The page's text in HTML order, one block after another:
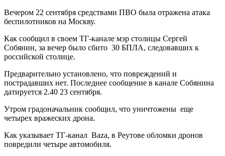
Вечером 22 сентября средствами ПВО была отражена атака
беспилотников на Москву.
Как сообщил в своем ТГ-канале мэр столицы Сергей
Собянин, за вечер было сбито 30 БПЛА, следовавших к
российской столице.
Предварительно установлено, что повреждений и
пострадавших нет. Последнее сообщение в канале Собянина
датируется 2.40 23 сентября.
Утром градоначальник сообщил, что уничтожены еще
четырех вражеских дрона.
Как указывает ТГ-канал Baza, в Реутове обломки дронов
повредили четыре автомобиля.